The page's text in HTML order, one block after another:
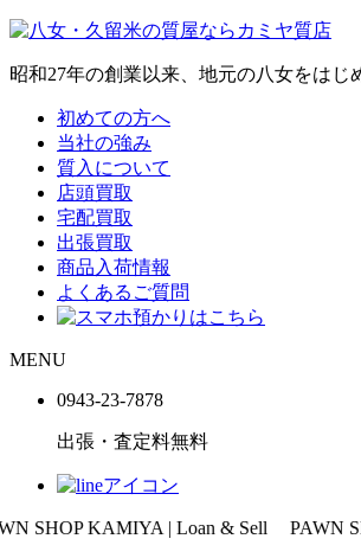
昭和27年の創業以来、地元の八女をはじ
初めての方へ
当社の強み
質入について
店頭買取
宅配買取
出張買取
商品入荷情報
よくあるご質問
MENU
0943-23-7878
出張・査定料無料
| Loan & Sell PAWN SHOP KAMIYA